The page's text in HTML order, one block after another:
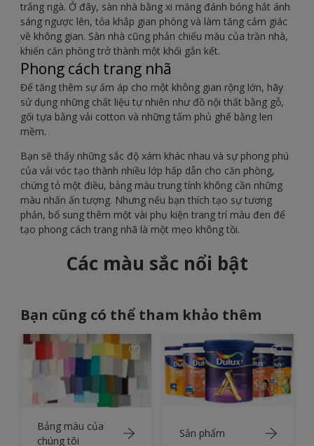
trắng ngà. Ở đây, sàn nhà bằng xi măng đánh bóng hắt ánh
sáng ngược lên, tỏa khắp gian phòng và làm tăng cảm giác
về không gian. Sàn nhà cũng phản chiếu màu của trần nhà,
khiến căn phòng trở thành một khối gắn kết.
Phong cách trang nhã
Để tăng thêm sự ấm áp cho một không gian rộng lớn, hãy
sử dụng những chất liệu tự nhiên như đồ nội thất bằng gỗ,
gối tựa bằng vải cotton và những tấm phủ ghế bằng len
mềm.
Bạn sẽ thấy những sắc độ xám khác nhau và sự phong phú
của vải vóc tạo thành nhiều lớp hấp dẫn cho căn phòng,
chứng tỏ một điều, bảng màu trung tính không cần những
màu nhấn ấn tượng. Nhưng nếu bạn thích tạo sự tương
phản, bổ sung thêm một vài phụ kiện trang trí màu đen để
tạo phong cách trang nhã là một mẹo không tồi.
Các màu sắc nổi bật
Bạn cũng có thể tham khảo thêm
Bảng màu của
chúng tôi
Sản phẩm